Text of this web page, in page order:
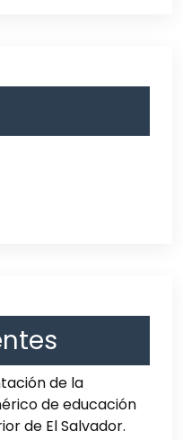
de la
de educación
de El Salvador.